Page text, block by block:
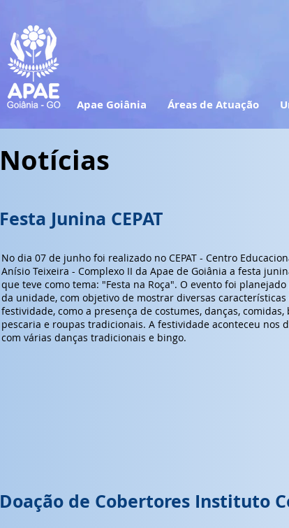
Apae Goiânia Áreas de Atuação
Notícias
Festa Junina CEPAT
No dia 07 de junho foi realizado no CEPAT - Centro
Anísio Teixeira - Complexo II da Apae de Goiânia a festa
que teve como tema: "Festa na Roça". O evento foi
da unidade, com objetivo de mostrar diversas características
festividade, como a presença de costumes, danças, comidas,
pescaria e roupas tradicionais. A festividade aconteceu nos
com várias danças tradicionais e bingo.
Doação de Cobertores Instituto